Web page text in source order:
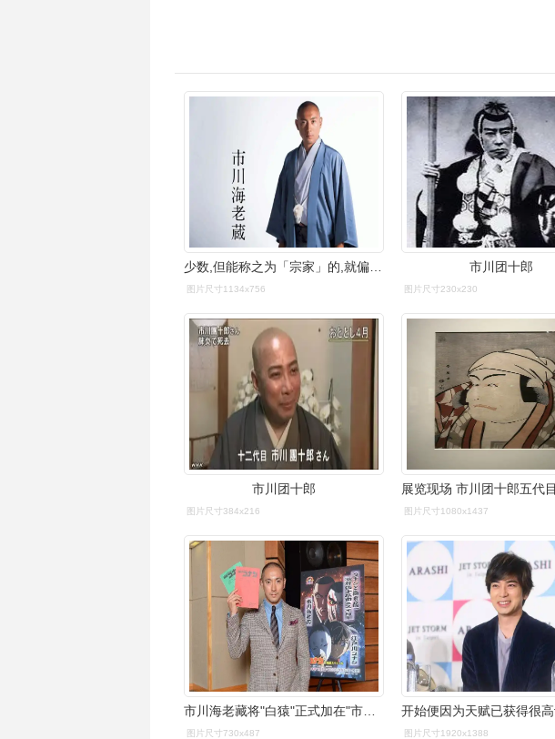
图片尺寸1134x756
市川团十郎
图片尺寸230x230
市川团十郎
图片尺寸384x216 图片尺寸1080x1437
市川海老藏将"白猿"正式加在"市川团十郎"后,表明自己还及不上父辈.
图片尺寸730x487 图片尺寸1920x1388